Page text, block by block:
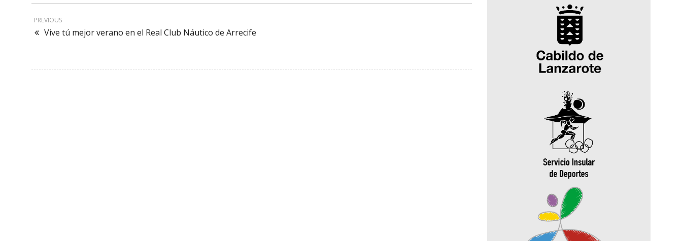
PREVIOUS
Vive tú mejor verano en el Real Club Náutico de Arrecife